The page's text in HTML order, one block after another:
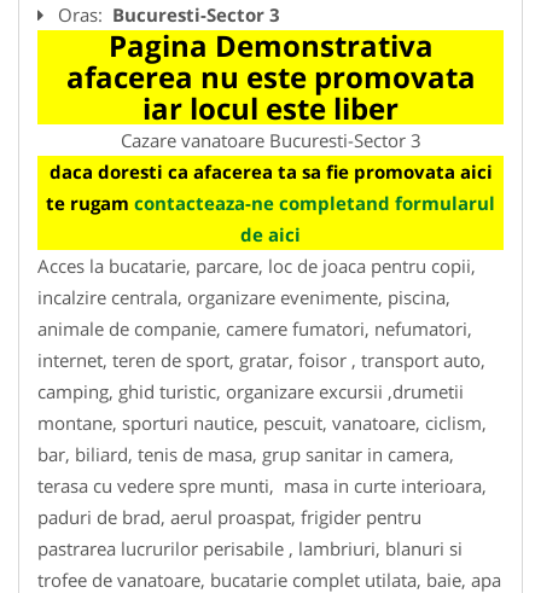
Oras: Bucuresti-Sector 3
Pagina Demonstrativa
afacerea nu este promovata
iar locul este liber
Cazare vanatoare Bucuresti-Sector 3
daca doresti ca afacerea ta sa fie promovata aici
te rugam contacteaza-ne completand formularul
de aici
Acces la bucatarie, parcare, loc de joaca pentru copii,
incalzire centrala, organizare evenimente, piscina,
animale de companie, camere fumatori, nefumatori,
internet, teren de sport, gratar, foisor , transport auto,
camping, ghid turistic, organizare excursii ,drumetii
montane, sporturi nautice, pescuit, vanatoare, ciclism,
bar, biliard, tenis de masa, grup sanitar in camera,
terasa cu vedere spre munti, masa in curte interioara,
paduri de brad, aerul proaspat, frigider pentru
pastrarea lucrurilor perisabile , lambriuri, blanuri si
trofee de vanatoare, bucatarie complet utilata, baie, apa